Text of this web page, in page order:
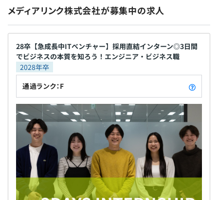
経験があるのではないでしょうか。
このような課題を解決するための自動化や業務効率化の仕
の製品やサービスが100社以上の企業のコミュニケーショ
ンを支えています。
相談の上、ご希望のマシンを支給いたします。
◆結果を残せば公正に評価される人事評価
半期ごとの目標設定、振り返りによる評価をおこなってい
ます。
エンジニアは、スペシャリストとしてのキャリアとマネジ
メントや企画よりのキャリアの2パターンが用意されてい
社会保険完備（健康保険・厚生年金加入・雇用保険・労災
保険）
無期雇用
6カ月（待遇の変更はありません）
に電話したり、Webサイトから問い合わせをした経
験があるのではないでしょうか。 このような課題を
解決するための自動化や業務効率化の仕組みを自社
開発し自社サービスとして提供しており、当社の製
品やサービスが100社以上の企業のコミュニケーショ
ンを支えています。 【導入企業例】 ・ソフトバンク
様 ・イオン様 ・東京海上日動あんしん生命様 ・ライ
フネット生命様 ・GMO様 ・DeNA様 ・マネーフォワ
ード様 など (※)「ベストベンチャー100」とは、これ
から成長が期待されるベンチャー企業100社限定のサ
イトで、ベンチャー通信を運営するイシン株式会社
が提供する法人向け有料会員制サービスになります。
イシン株式会社にエントリーした企業の中から、イ
シン株式会社が厳正な審査のもと選出したベンチャ
ー企業100社が「ベストベンチャー100」として紹介
されます。 サービス概要や審査内容についてはベス
メディアリンク株式会社が募集中の求人
28卒【急成長中ITベンチャー】採用直結インターン◎3日間
でビジネスの本質を知ろう！エンジニア・ビジネス職
2028年卒
通過ランク：F